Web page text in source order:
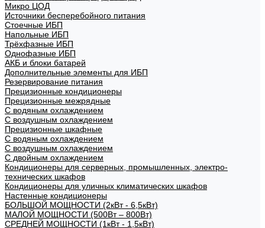
Микро ЦОД
Источники бесперебойного питания
Стоечные ИБП
Напольные ИБП
Трёхфазные ИБП
Однофазные ИБП
АКБ и блоки батарей
Дополнительные элементы для ИБП
Резервирование питания
Прецизионные кондиционеры
Прецизионные межрядные
С водяным охлаждением
С воздушным охлаждением
Прецизионные шкафные
С водяным охлаждением
С воздушным охлаждением
С двойным охлаждением
Кондиционеры для серверных, промышленных, электро-
технических шкафов
Кондиционеры для уличных климатических шкафов
Настенные кондиционеры
БОЛЬШОЙ МОЩНОСТИ (2кВт - 6,5кВт)
МАЛОЙ МОЩНОСТИ (500Вт – 800Вт)
СРЕДНЕЙ МОЩНОСТИ (1кВт - 1,5кВт)